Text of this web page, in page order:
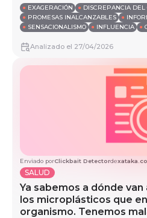
● EXAGERACIÓN ● DISCREPANCIA DEL
● PROMESAS INALCANZABLES ●
● SENSACIONALISMO ● INFLUENCIA ●
Analizado el 27/04/2026
Enviado porClickbait Detectorde
SALUD
Ya sabemos a dónde
los microplásticos que
organismo. Tenemos